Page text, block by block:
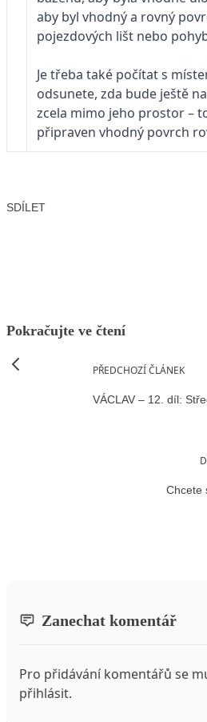
aby byl vhodný a rovný
pojezdových lišt nebo
Je třeba také počítat s
odsunete, zda bude ještě
zcela mimo jeho prostor –
připraven vhodný povrch
SDÍLET
Pokračujte ve čtení
PŘEDCHOZÍ ČLÁNEK
VÁCLAV – 12. díl:
Chcete
Zanechat komentář
Pro přidávání komentářů se
přihlásit.